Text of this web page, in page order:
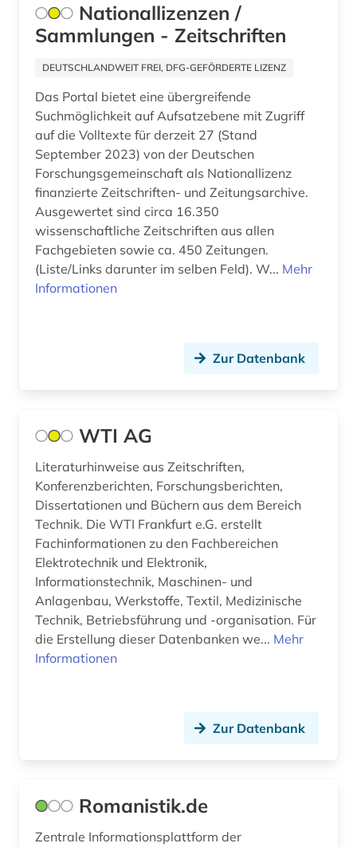
außenpolitik (1)
avantgarde (1)
avestisch (1)
bachelorarbeit (1)
baden-württemberg (10)
bahr (1)
balkanromanistik (1)
bankenstatistik (1)
bargfeld (1)
barock (1)
basteln (1)
baudenkmal (1)
bauen (1)
bauforschung (1)
baurecht (1)
baustoffe (1)
Nationallizenzen /
Sammlungen - Zeitschriften
DEUTSCHLANDWEIT FREI, DFG-GEFÖRDERTE LIZENZ
Das Portal bietet eine übergreifende
Suchmöglichkeit auf Aufsatzebene mit Zugriff
auf die Volltexte für derzeit 27 (Stand
September 2023) von der Deutschen
Forschungsgemeinschaft als Nationallizenz
finanzierte Zeitschriften- und Zeitungsarchive.
Ausgewertet sind circa 16.350
wissenschaftliche Zeitschriften aus allen
Fachgebieten sowie ca. 450 Zeitungen.
(Liste/Links darunter im selben Feld). W... Mehr
Informationen
Zur Datenbank
WTI AG
Literaturhinweise aus Zeitschriften,
Konferenzberichten, Forschungsberichten,
Dissertationen und Büchern aus dem Bereich
Technik. Die WTI Frankfurt e.G. erstellt
Fachinformationen zu den Fachbereichen
Elektrotechnik und Elektronik,
Informationstechnik, Maschinen- und
Anlagenbau, Werkstoffe, Textil, Medizinische
Technik, Betriebsführung und -organisation. Für
die Erstellung dieser Datenbanken we... Mehr
Informationen
Zur Datenbank
Romanistik.de
Zentrale Informationsplattform der